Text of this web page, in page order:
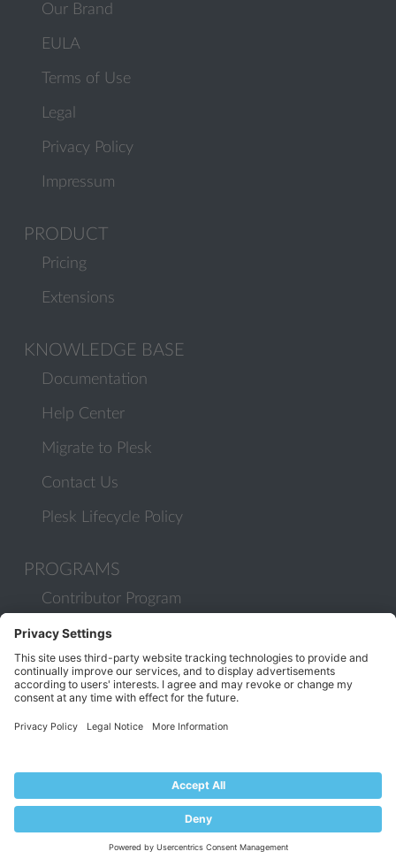
Our Brand
EULA
Terms of Use
Legal
Privacy Policy
Impressum
PRODUCT
Pricing
Extensions
KNOWLEDGE BASE
Documentation
Help Center
Migrate to Plesk
Contact Us
Plesk Lifecycle Policy
PROGRAMS
Contributor Program
Partner Program
COMMUNITY
the Plesk logo are trademarks of WebPros International GmbH.